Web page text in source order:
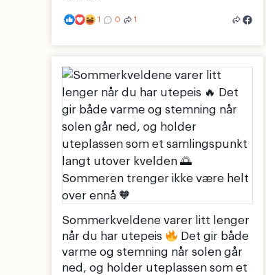
1 0 1
Sommerkveldene varer litt lenger
når du har utepeis
Det gir både
varme og stemning når solen går
ned, og holder uteplassen som et